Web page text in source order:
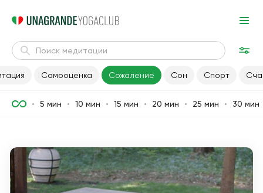
Самооценка Сожаление Сон Спорт
5 мин 10 мин 15 мин 20 мин 25 мин 30 мин